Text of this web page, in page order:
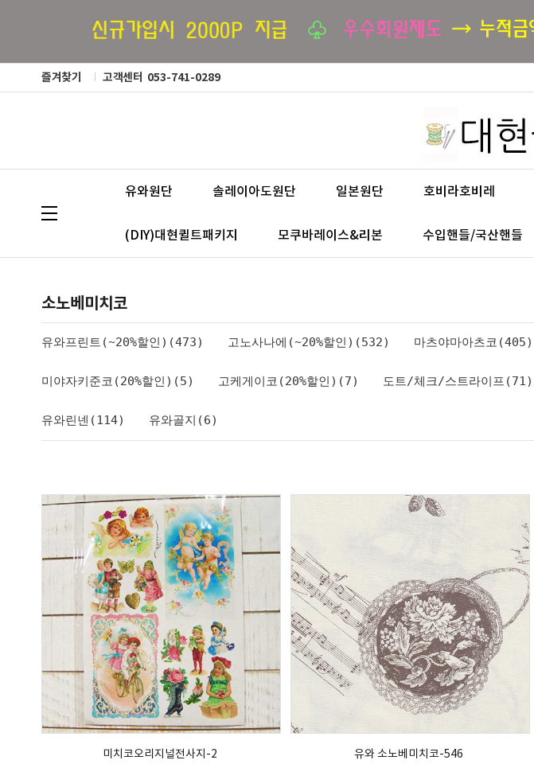
즐겨찾기 고객센터 053-741-0289
유와원단 솔레이아도원단 일본원단 호비라호비레
(DIY)대현퀼트패키지 모쿠바레이스&리본 수입핸들/국산핸들
소노베미치코
유와프린트(~20%할인)(473) 고노사나에(~20%할인)(532) 마츠야마아츠코(405)
미야자키준코(20%할인)(5) 고케게이코(20%할인)(7) 도트/체크/스트라이프(71)
유와린넨(114) 유와골지(6)
미치코오리지널전사지-2 유와 소노베미치코-546